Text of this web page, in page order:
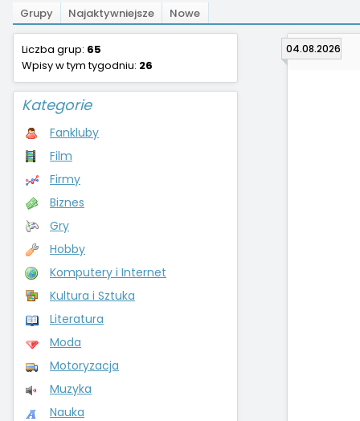
Grupy Najaktywniejsze Nowe
Liczba grup: 65
Wpisy w tym tygodniu: 26
Kategorie
Fankluby
Film
Firmy
Biznes
Gry
Hobby
Komputery i Internet
Kultura i Sztuka
Literatura
Moda
Motoryzacja
Muzyka
Nauka
04.08.2026